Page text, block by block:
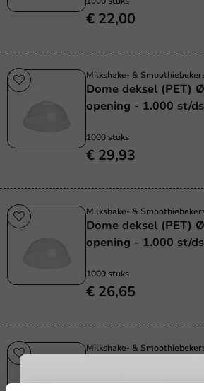
€ 22,00
Milkshake- &
Dome deksel (PET)
opening - 1.000 st/
1000 stuks
€ 29,93
Milkshake- &
Dome deksel (PET)
opening - 1.000 st/
1000 stuks
€ 26,65
Milkshake- &
Deksel vlak (PET)
slot) Ø95mm -